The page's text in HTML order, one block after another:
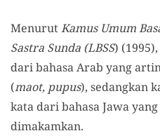
MenurutKamus Umum
Sastra Sunda (LBSS) (1995),
dari bahasa Arab yang
(maot, pupus), sedangkan
kata dari bahasa Jawa
dimakamkan.